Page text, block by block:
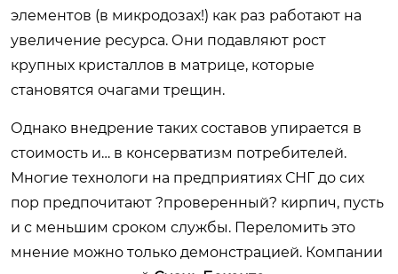
элементов (в микродозах!) как раз работают на
увеличение ресурса. Они подавляют рост
крупных кристаллов в матрице, которые
становятся очагами трещин.
Однако внедрение таких составов упирается в
стоимость и… в консерватизм потребителей.
Многие технологи на предприятиях СНГ до сих
пор предпочитают ?проверенный? кирпич, пусть
и с меньшим сроком службы. Переломить это
мнение можно только демонстрацией. Компании